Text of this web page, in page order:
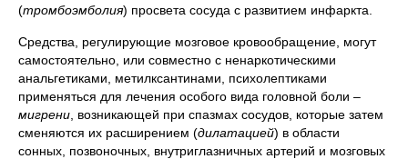
(тромбоэмболия) просвета сосуда с развитием инфаркта.
Средства, регулирующие мозговое кровообращение, могут
самостоятельно, или совместно с ненаркотическими
анальгетиками, метилксантинами, психолептиками
применяться для лечения особого вида головной боли –
мигрени , возникающей при спазмах сосудов, которые затем
сменяются их расширением (дилатацией) в области
сонных, позвоночных, внутриглазничных артерий и мозговых